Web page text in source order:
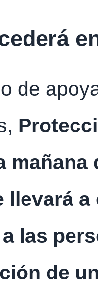
de
mañana
llevará
las
de